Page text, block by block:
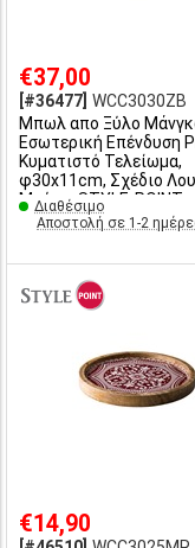
€37,00
[#36477] WCC3030ZB
Μπωλ απο Ξύλο
Εσωτερική Επένδυση
Κυματιστό Τελείωμα,
φ30x11cm, Σχέδιο
Μαύρο, STYLE-POINT
Διαθέσιμο
Αποστολή σε 1-2
€14,90